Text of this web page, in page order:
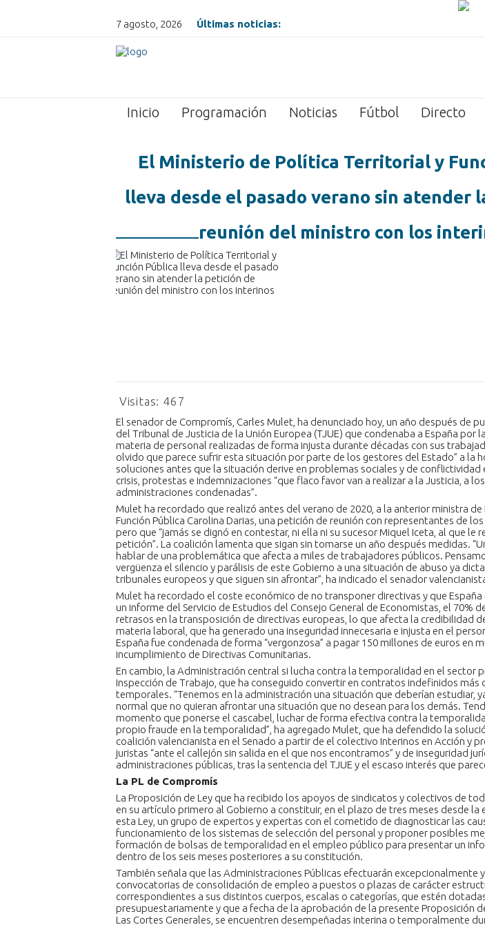
7 agosto, 2026 Últimas noticias:
Inicio Programación Noticias Fútbol Directo
El Ministerio de Política Territorial y
lleva desde el pasado verano sin atender
reunión del ministro con los
Visitas: 467
El senador de Compromís, Carles Mulet, ha denunciado hoy, un año después de
del Tribunal de Justicia de la Unión Europea (TJUE) que condenaba a España por
materia de personal realizadas de forma injusta durante décadas con sus
olvido que parece sufrir esta situación por parte de los gestores del Estado” a la
soluciones antes que la situación derive en problemas sociales y de conflictividad
crisis, protestas e indemnizaciones “que flaco favor van a realizar a la Justicia, a
administraciones condenadas”.
Mulet ha recordado que realizó antes del verano de 2020, a la anterior ministra
Función Pública Carolina Darias, una petición de reunión con representantes de
pero que “jamás se dignó en contestar, ni ella ni su sucesor Miquel Iceta, al que le
petición”. La coalición lamenta que sigan sin tomarse un año después medidas.
hablar de una problemática que afecta a miles de trabajadores públicos.
vergüenza el silencio y parálisis de este Gobierno a una situación de abuso ya
tribunales europeos y que siguen sin afrontar”, ha indicado el senador
Mulet ha recordado el coste económico de no transponer directivas y que
un informe del Servicio de Estudios del Consejo General de Economistas, el 70%
retrasos en la transposición de directivas europeas, lo que afecta la credibilidad
materia laboral, que ha generado una inseguridad innecesaria e injusta en el
España fue condenada de forma “vergonzosa” a pagar 150 millones de euros en
incumplimiento de Directivas Comunitarias.
En cambio, la Administración central si lucha contra la temporalidad en el sector
Inspección de Trabajo, que ha conseguido convertir en contratos indefinidos más
temporales. “Tenemos en la administración una situación que deberían estudiar,
normal que no quieran afrontar una situación que no desean para los demás.
momento que ponerse el cascabel, luchar de forma efectiva contra la
propio fraude en la temporalidad”, ha agregado Mulet, que ha defendido la
coalición valencianista en el Senado a partir de el colectivo Interinos en Acción y
juristas “ante el callejón sin salida en el que nos encontramos” y de inseguridad
administraciones públicas, tras la sentencia del TJUE y el escaso interés que
La PL de Compromís
La Proposición de Ley que ha recibido los apoyos de sindicatos y colectivos de
en su artículo primero al Gobierno a constituir, en el plazo de tres meses desde la
esta Ley, un grupo de expertos y expertas con el cometido de diagnosticar las
funcionamiento de los sistemas de selección del personal y proponer posibles
formación de bolsas de temporalidad en el empleo público para presentar un
dentro de los seis meses posteriores a su constitución.
También señala que las Administraciones Públicas efectuarán excepcionalmente
convocatorias de consolidación de empleo a puestos o plazas de carácter
correspondientes a sus distintos cuerpos, escalas o categorías, que estén
presupuestariamente y que a fecha de la aprobación de la presente Proposición
Las Cortes Generales, se encuentren desempeñadas interina o temporalmente